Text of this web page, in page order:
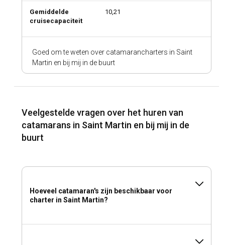
Goed om te weten over catamarancharters in Saint
Martin en bij mij in de buurt
Gemiddelde
cruisecapaciteit
10,21
Veelgestelde vragen over het huren van
catamarans in Saint Martin en bij mij in de
buurt
Hoeveel catamaran's zijn beschikbaar voor
charter in Saint Martin?